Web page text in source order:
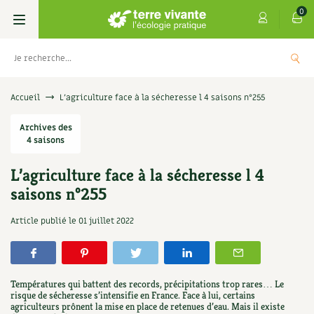
0
Livres
Permaculture, Jardin bio
Techniques de jardinage
Verger, arbres
Aménagement jardin
Les 4 saisons
Se réabonner
Offrir un abonnement
Les numéros
4 saisons
Graines, semences
Aromatiques
Florales
Cartes cadeau
Découvrir le Centre
Visiter en famille, entre amis
Jardin bio
Parole libre
Accueil L’agriculture face à la sécheresse l 4 saisons n°255
Archives des
4 saisons
L’agriculture face à la sécheresse l 4
saisons n°255
Article publié le 01 juillet 2022
Températures qui battent des records, précipitations trop rares… Le
risque de sécheresse s’intensifie en France. Face à lui, certains
agriculteurs prônent la mise en place de retenues d’eau. Mais il existe
9,90